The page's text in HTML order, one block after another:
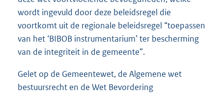
wordt ingevuld door deze beleidsregel die
voortkomt uit de regionale beleidsregel “toepassen
van het ‘BIBOB instrumentarium’ ter bescherming
van de integriteit in de gemeente”.
Gelet op de Gemeentewet, de Algemene wet
bestuursrecht en de Wet Bevordering